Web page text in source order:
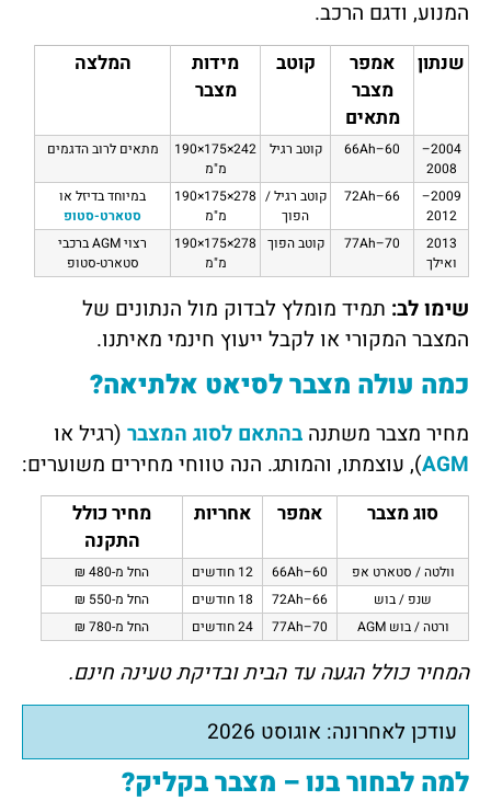
המנוע, ודגם הרכב.
שנתון
אמפר
מצבר
מתאים
קוטב
מידות
מצבר
המלצה
2004–
2008
60–66Ah קוטב רגיל
242×175×190
מ"מ
מתאים לרוב הדגמים
2009–
2012
66–72Ah
קוטב רגיל /
הפוך
278×175×190
מ"מ
במיוחד בדיזל או
סטארט-סטופ
2013
ואילך
70–77Ah קוטב הפוך
278×175×190
מ"מ
רצוי AGM ברכבי
סטארט-סטופ
שימו לב: תמיד מומלץ לבדוק מול הנתונים של
המצבר המקורי או לקבל ייעוץ חינמי מאיתנו.
כמה עולה מצבר לסיאט אלתיאה?
מחיר מצבר משתנה בהתאם לסוג המצבר (רגיל או
AGM), עוצמתו, והמותג. הנה טווחי מחירים משוערים:
סוג מצבר אמפר אחריות
מחיר כולל
התקנה
וולטה / סטארט אפ 60–66Ah 12 חודשים
החל מ-480 ₪
שנפ / בוש
66–72Ah 18 חודשים
החל מ-550 ₪
ורטה / בוש AGM
70–77Ah 24 חודשים החל מ-780 ₪
המחיר כולל הגעה עד הבית ובדיקת טעינה חינם.
עודכן לאחרונה: אוגוסט 2026
למה לבחור בנו – מצבר בקליק?